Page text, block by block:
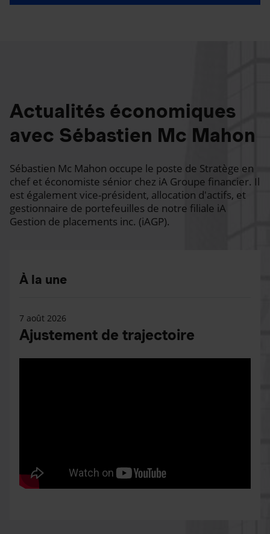
Actualités économiques
avec Sébastien Mc Mahon
Sébastien Mc Mahon occupe le poste de Stratège en
chef et économiste sénior chez iA Groupe financier. Il
est également vice-président, allocation d'actifs, et
gestionnaire de portefeuilles de notre filiale iA
Gestion de placements inc. (iAGP).
À la une
7 août 2026
Ajustement de trajectoire